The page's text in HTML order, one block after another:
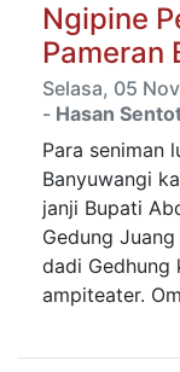
Ngipine
Pameran
Selasa, 05
- Hasan
Para seniman
Banyuwangi
janji Bupati
Gedung
dadi Gedhung
ampiteater.